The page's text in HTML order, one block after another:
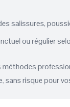
salissures,
ou régulier
sans risque pour